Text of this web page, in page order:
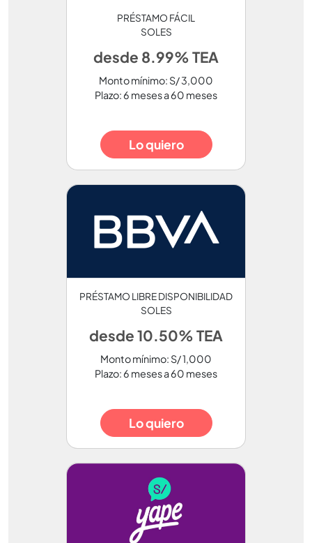
PRÉSTAMO FÁCIL
SOLES
desde 8.99% TEA
Monto mínimo: S/ 3,000
Plazo: 6 meses a 60 meses
Lo quiero
PRÉSTAMO LIBRE DISPONIBILIDAD
SOLES
desde 10.50% TEA
Monto mínimo: S/ 1,000
Plazo: 6 meses a 60 meses
Lo quiero